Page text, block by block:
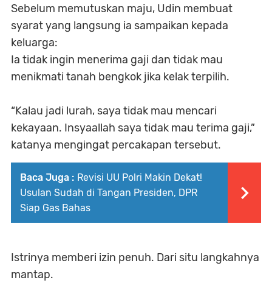
Sebelum memutuskan maju, Udin membuat
syarat yang langsung ia sampaikan kepada
keluarga:
Ia tidak ingin menerima gaji dan tidak mau
menikmati tanah bengkok jika kelak terpilih.
“Kalau jadi lurah, saya tidak mau mencari
kekayaan. Insyaallah saya tidak mau terima gaji,”
katanya mengingat percakapan tersebut.
Baca Juga : Revisi UU Polri Makin Dekat!
Usulan Sudah di Tangan Presiden, DPR
Siap Gas Bahas
Istrinya memberi izin penuh. Dari situ langkahnya
mantap.